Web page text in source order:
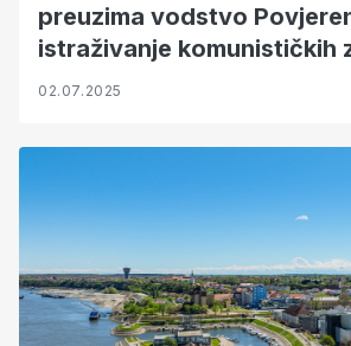
preuzima vodstvo
istraživanje komunističkih
02.07.2025